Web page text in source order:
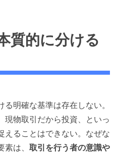
質的に分ける
明確な基準は存在しない。
現物取引だから投資、といっ
えることはできない。なぜな
は、 取引を行う者の意識や